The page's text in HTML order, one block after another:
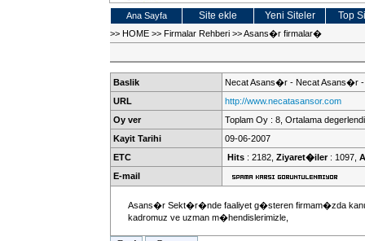
Ana Sayfa Site ekle Yeni Siteler Top
>> HOME >> Firmalar Rehberi >>Asans�r firmalar�
Baslik
Necat Asans�r - Necat Asans�r -
URL
http://www.necatasansor.com
Oy ver
Toplam Oy : 8, Ortalama
Kayit Tarihi
09-06-2007
ETC
Hits : 2182, Ziyaret�iler: 1097,
E-mail
Asans�r Sekt�r�nde faaliyet g�steren firmam�zda
kadromuz ve uzman m�hendislerimizle,